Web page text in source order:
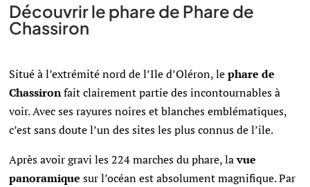
Découvrir le phare de Phare de
Chassiron
Situé à l’extrémité nord de l’Ile d’Oléron, lephare de
Chassironfait clairement partie des incontournables à
voir. Avec ses rayures noires et blanches emblématiques,
c’est sans doute l’un des sites les plus connus de l’ile.
Après avoir gravi les 224 marches du phare, lavue
panoramique sur l’océan est absolument magnifique. Par